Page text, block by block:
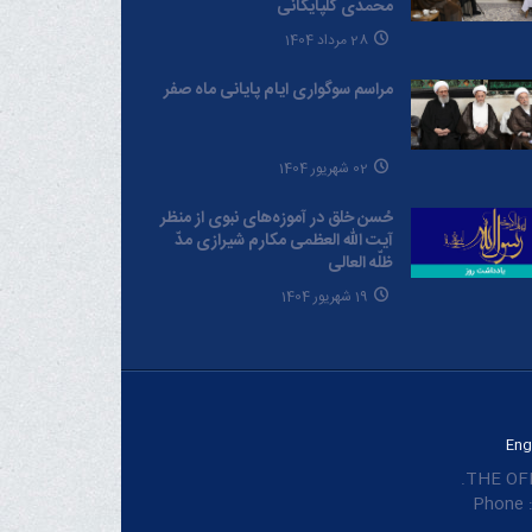
محمدی گلپایگانی
28 مرداد 1404
مراسم سوگواری ایام پایانی ماه صفر
02 شهریور 1404
حُسن خلق در آموزه‌های نبوی از منظر
آیت الله العظمی مکارم شیرازی مدّ
ظلّه العالی
19 شهریور 1404
THE
Phone